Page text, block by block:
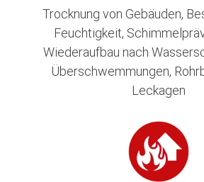
Trocknung von Gebäuden,
Feuchtigkeit,
Wiederaufbau nach
Überschwemmungen,
Leckagen